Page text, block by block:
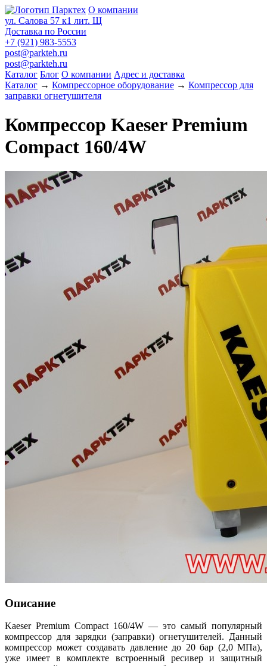
О компании
ул. Салова 57 к1 лит. Щ
Доставка по России
+7 (921) 983-5553
post@parkteh.ru
post@parkteh.ru
Каталог Блог О компании Адрес и доставка
Каталог → Компрессорное оборудование → Компрессор для
заправки огнетушителя
Компрессор Kaeser Premium
Compact 160/4W
Описание
Kaeser Premium Compact 160/4W — это самый популярный
компрессор для зарядки (заправки) огнетушителей. Данный
компрессор может создавать давление до 20 бар (2,0 МПа),
уже имеет в комплекте встроенный ресивер и защитный